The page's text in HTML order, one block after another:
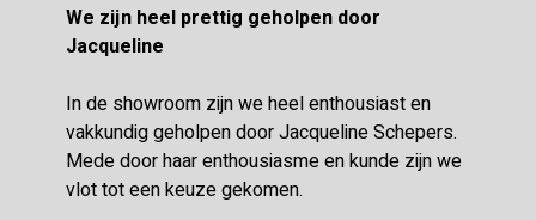
We zijn heel prettig geholpen door
Jacqueline
In de showroom zijn we heel enthousiast en
vakkundig geholpen door Jacqueline Schepers.
Mede door haar enthousiasme en kunde zijn we
vlot tot een keuze gekomen.